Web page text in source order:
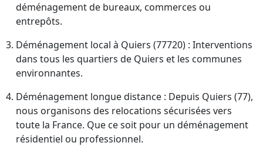
déménagement de bureaux, commerces ou
entrepôts.
Déménagement local à Quiers (77720) : Interventions
dans tous les quartiers de Quiers et les communes
environnantes.
Déménagement longue distance : Depuis Quiers (77),
nous organisons des relocations sécurisées vers
toute la France. Que ce soit pour un déménagement
résidentiel ou professionnel.